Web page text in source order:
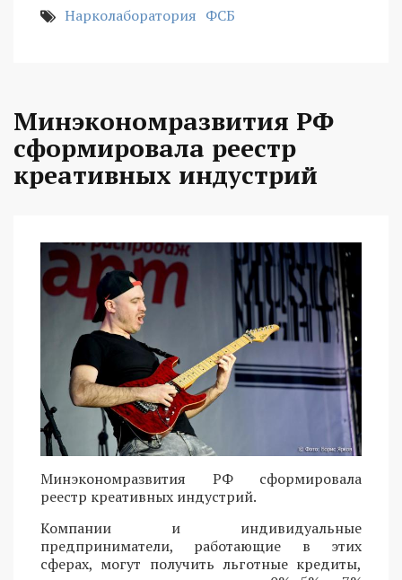
Нарколаборатория ФСБ
Минэкономразвития РФ
сформировала реестр
креативных индустрий
Минэкономразвития РФ сформировала
реестр креативных индустрий.
Компании и индивидуальные
предприниматели, работающие в этих
сферах, могут получить льготные кредиты,